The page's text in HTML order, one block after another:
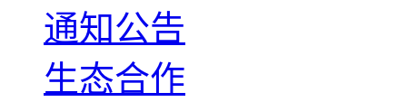
通知公告
生态合作